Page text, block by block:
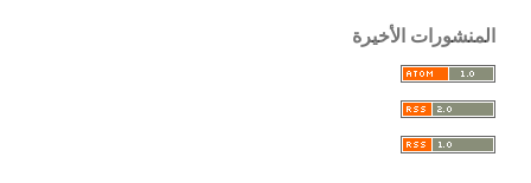
المنشورات الأخيرة